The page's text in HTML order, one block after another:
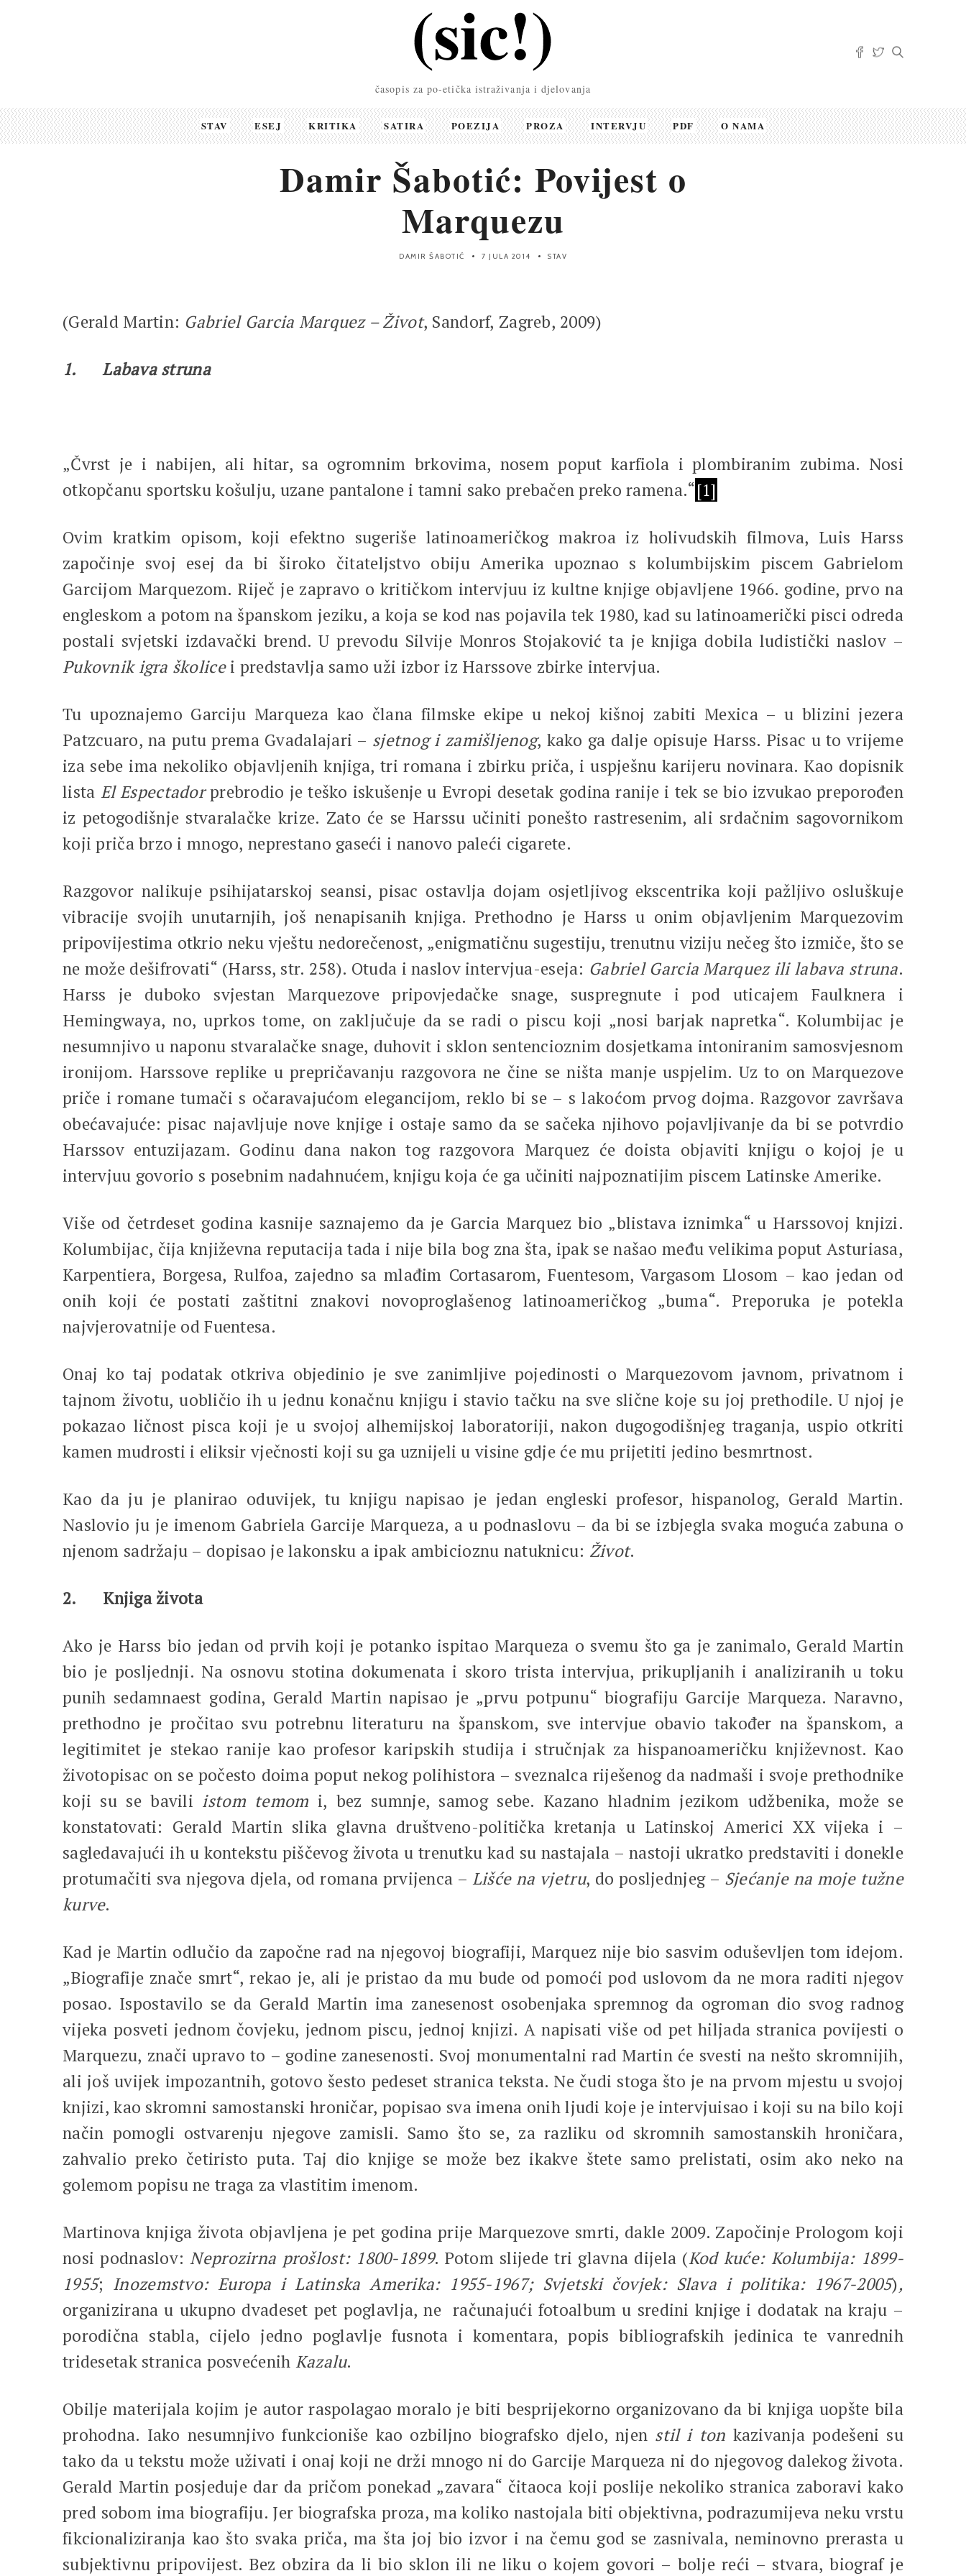
časopis za po-etička istraživanja i djelovanja
STAV ESEJ KRITIKA SATIRA POEZIJA PROZA INTERVJU PDF O NAMA
Damir Šabotić: Povijest o
Marquezu
DAMIR ŠABOTIĆ 7 JULA 2014 STAV
(Gerald Martin: Gabriel Garcia Marquez – Život, Sandorf, Zagreb, 2009)
1.Labava struna
„Čvrst je i nabijen, ali hitar, sa ogromnim brkovima, nosem poput karfiola i plombiranim zubima. Nosi
otkopčanu sportsku košulju, uzane pantalone i tamni sako prebačen preko ramena.“[1]
Ovim kratkim opisom, koji efektno sugeriše latinoameričkog makroa iz holivudskih filmova, Luis Harss
započinje svoj esej da bi široko čitateljstvo obiju Amerika upoznao s kolumbijskim piscem Gabrielom
Garcijom Marquezom. Riječ je zapravo o kritičkom intervjuu iz kultne knjige objavljene 1966. godine, prvo na
engleskom a potom na španskom jeziku, a koja se kod nas pojavila tek 1980, kad su latinoamerički pisci odreda
postali svjetski izdavački brend. U prevodu Silvije Monros Stojaković ta je knjiga dobila ludistički naslov –
Pukovnik igra školicei predstavlja samo uži izbor iz Harssove zbirke intervjua.
Tu upoznajemo Garciju Marqueza kao člana filmske ekipe u nekoj kišnoj zabiti Mexica – u blizini jezera
Patzcuaro, na putu prema Gvadalajari – sjetnog i zamišljenog, kako ga dalje opisuje Harss. Pisac u to vrijeme
iza sebe ima nekoliko objavljenih knjiga, tri romana i zbirku priča, i uspješnu karijeru novinara. Kao dopisnik
lista El Espectadorprebrodio je teško iskušenje u Evropi desetak godina ranije i tek se bio izvukao preporođen
iz petogodišnje stvaralačke krize. Zato će se Harssu učiniti ponešto rastresenim, ali srdačnim sagovornikom
koji priča brzo i mnogo, neprestano gaseći i nanovo paleći cigarete.
Razgovor nalikuje psihijatarskoj seansi, pisac ostavlja dojam osjetljivog ekscentrika koji pažljivo osluškuje
vibracije svojih unutarnjih, još nenapisanih knjiga. Prethodno je Harss u onim objavljenim Marquezovim
pripovijestima otkrio neku vještu nedorečenost, „enigmatičnu sugestiju, trenutnu viziju nečeg što izmiče, što se
ne može dešifrovati“ (Harss, str. 258). Otuda i naslov intervjua-eseja: Gabriel Garcia Marquez ili labava struna.
Harss je duboko svjestan Marquezove pripovjedačke snage, suspregnute i pod uticajem Faulknera i
Hemingwaya, no, uprkos tome, on zaključuje da se radi o piscu koji „nosi barjak napretka“. Kolumbijac je
nesumnjivo u naponu stvaralačke snage, duhovit i sklon sentencioznim dosjetkama intoniranim samosvjesnom
ironijom. Harssove replike u prepričavanju razgovora ne čine se ništa manje uspjelim. Uz to on Marquezove
priče i romane tumači s očaravajućom elegancijom, reklo bi se – s lakoćom prvog dojma. Razgovor završava
obećavajuće: pisac najavljuje nove knjige i ostaje samo da se sačeka njihovo pojavljivanje da bi se potvrdio
Harssov entuzijazam. Godinu dana nakon tog razgovora Marquez će doista objaviti knjigu o kojoj je u
intervjuu govorio s posebnim nadahnućem, knjigu koja će ga učiniti najpoznatijim piscem Latinske Amerike.
Više od četrdeset godina kasnije saznajemo da je Garcia Marquez bio „blistava iznimka“ u Harssovoj knjizi.
Kolumbijac, čija književna reputacija tada i nije bila bog zna šta, ipak se našao među velikima poput Asturiasa,
Karpentiera, Borgesa, Rulfoa, zajedno sa mlađim Cortasarom, Fuentesom, Vargasom Llosom – kao jedan od
onih koji će postati zaštitni znakovi novoproglašenog latinoameričkog „buma“. Preporuka je potekla
najvjerovatnije od Fuentesa.
Onaj ko taj podatak otkriva objedinio je sve zanimljive pojedinosti o Marquezovom javnom, privatnom i
tajnom životu, uobličio ih u jednu konačnu knjigu i stavio tačku na sve slične koje su joj prethodile. U njoj je
pokazao ličnost pisca koji je u svojoj alhemijskoj laboratoriji, nakon dugogodišnjeg traganja, uspio otkriti
kamen mudrosti i eliksir vječnosti koji su ga uznijeli u visine gdje će mu prijetiti jedino besmrtnost.
Kao da ju je planirao oduvijek, tu knjigu napisao je jedan engleski profesor, hispanolog, Gerald Martin.
Naslovio ju je imenom Gabriela Garcije Marqueza, a u podnaslovu – da bi se izbjegla svaka moguća zabuna o
njenom sadržaju – dopisao je lakonsku a ipak ambicioznu natuknicu: Život.
2. Knjiga života
Ako je Harss bio jedan od prvih koji je potanko ispitao Marqueza o svemu što ga je zanimalo, Gerald Martin
bio je posljednji. Na osnovu stotina dokumenata i skoro trista intervjua, prikupljanih i analiziranih u toku
punih sedamnaest godina, Gerald Martin napisao je „prvu potpunu“ biografiju Garcije Marqueza. Naravno,
prethodno je pročitao svu potrebnu literaturu na španskom, sve intervjue obavio također na španskom, a
legitimitet je stekao ranije kao profesor karipskih studija i stručnjak za hispanoameričku književnost. Kao
životopisac on se počesto doima poput nekog polihistora – sveznalca riješenog da nadmaši i svoje prethodnike
koji su se bavili istom temom i, bez sumnje, samog sebe. Kazano hladnim jezikom udžbenika, može se
konstatovati: Gerald Martin slika glavna društveno-politička kretanja u Latinskoj Americi XX vijeka i –
sagledavajući ih u kontekstu piščevog života u trenutku kad su nastajala – nastoji ukratko predstaviti i donekle
protumačiti sva njegova djela, od romana prvijenca – Lišće na vjetru, do posljednjeg – Sjećanje na moje tužne
kurve.
Kad je Martin odlučio da započne rad na njegovoj biografiji, Marquez nije bio sasvim oduševljen tom idejom.
„Biografije znače smrt“, rekao je, ali je pristao da mu bude od pomoći pod uslovom da ne mora raditi njegov
posao. Ispostavilo se da Gerald Martin ima zanesenost osobenjaka spremnog da ogroman dio svog radnog
vijeka posveti jednom čovjeku, jednom piscu, jednoj knjizi. A napisati više od pet hiljada stranica povijesti o
Marquezu, znači upravo to – godine zanesenosti. Svoj monumentalni rad Martin će svesti na nešto skromnijih,
ali još uvijek impozantnih, gotovo šesto pedeset stranica teksta. Ne čudi stoga što je na prvom mjestu u svojoj
knjizi, kao skromni samostanski hroničar, popisao sva imena onih ljudi koje je intervjuisao i koji su na bilo koji
način pomogli ostvarenju njegove zamisli. Samo što se, za razliku od skromnih samostanskih hroničara,
zahvalio preko četiristo puta. Taj dio knjige se može bez ikakve štete samo prelistati, osim ako neko na
golemom popisu ne traga za vlastitim imenom.
Martinova knjiga života objavljena je pet godina prije Marquezove smrti, dakle 2009. Započinje Prologom koji
nosi podnaslov:Neprozirna prošlost: 1800-1899. Potom slijede tri glavna dijela (Kod kuće: Kolumbija: 1899-
1955; Inozemstvo: Europa i Latinska Amerika: 1955-1967; Svjetski čovjek: Slava i politika: 1967-2005),
organizirana u ukupno dvadeset pet poglavlja, ne računajući fotoalbum u sredini knjige i dodatak na kraju –
porodična stabla, cijelo jedno poglavlje fusnota i komentara, popis bibliografskih jedinica te vanrednih
tridesetak stranica posvećenih Kazalu.
Obilje materijala kojim je autor raspolagao moralo je biti besprijekorno organizovano da bi knjiga uopšte bila
prohodna. Iako nesumnjivo funkcioniše kao ozbiljno biografsko djelo, njen stil i ton kazivanja podešeni su
tako da u tekstu može uživati i onaj koji ne drži mnogo ni do Garcije Marqueza ni do njegovog dalekog života.
Gerald Martin posjeduje dar da pričom ponekad „zavara“ čitaoca koji poslije nekoliko stranica zaboravi kako
pred sobom ima biografiju. Jer biografska proza, ma koliko nastojala biti objektivna, podrazumijeva neku vrstu
fikcionaliziranja kao što svaka priča, ma šta joj bio izvor i na čemu god se zasnivala, neminovno prerasta u
subjektivnu pripovijest. Bez obzira da li bio sklon ili ne liku o kojem govori – bolje reći – stvara, biograf je